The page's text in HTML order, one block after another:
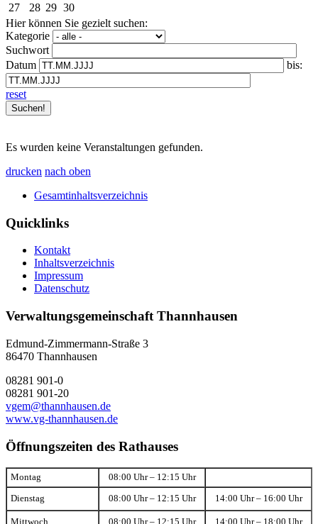
27
28 29 30
Hier können Sie gezielt suchen:
Kategorie
Suchwort
Datum
bis:
reset
Es wurden keine Veranstaltungen gefunden.
drucken nach oben
Gesamtinhaltsverzeichnis
Quicklinks
Kontakt
Inhaltsverzeichnis
Impressum
Datenschutz
Verwaltungsgemeinschaft Thannhausen
Edmund-Zimmermann-Straße 3
86470 Thannhausen
08281 901-0
08281 901-20
vgem@thannhausen.de
www.vg-thannhausen.de
Öffnungszeiten des Rathauses
Montag 08:00 Uhr – 12:15 Uhr
Dienstag 08:00 Uhr – 12:15 Uhr 14:00 Uhr – 16:00 Uhr